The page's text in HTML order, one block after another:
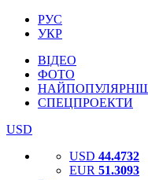
РУС
УКР
ВІДЕО
ФОТО
СПЕЦПРОЕКТИ
USD
USD 44.4732
EUR 51.3093